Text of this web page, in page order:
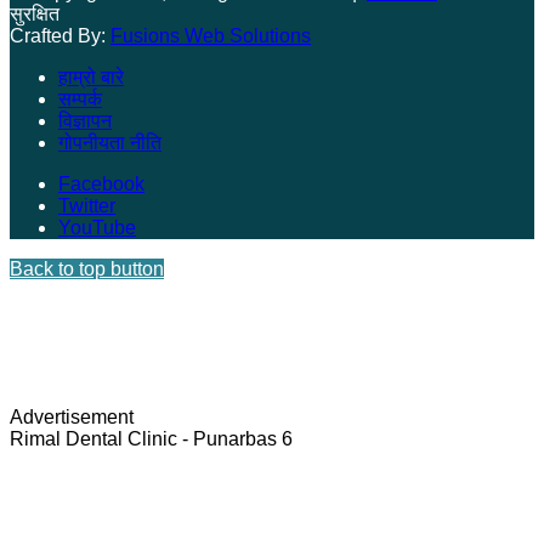
सुरक्षित
Crafted By: Fusions Web Solutions
हाम्रो बारे
सम्पर्क
विज्ञापन
गोपनीयता नीति
Facebook
Twitter
YouTube
Back to top button
Advertisement
Rimal Dental Clinic - Punarbas 6